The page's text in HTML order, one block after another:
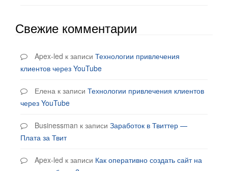
Свежие комментарии
Apex-led к записи Технологии привлечения
клиентов через YouTube
Елена к записи Технологии привлечения клиентов
через YouTube
Businessman к записи Заработок в Твиттер —
Плата за Твит
Apex-led к записи Как оперативно создать сайт на